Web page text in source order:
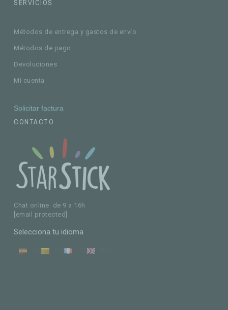
SERVICIOS
Métodos de entrega y gastos de envío
Métodos de pago
Devoluciones
Mi cuenta
Solicitar factura
CONTACTO
Chat online de 9 a 16h
[email protected]
Selecciona tu idioma
ES CA FR